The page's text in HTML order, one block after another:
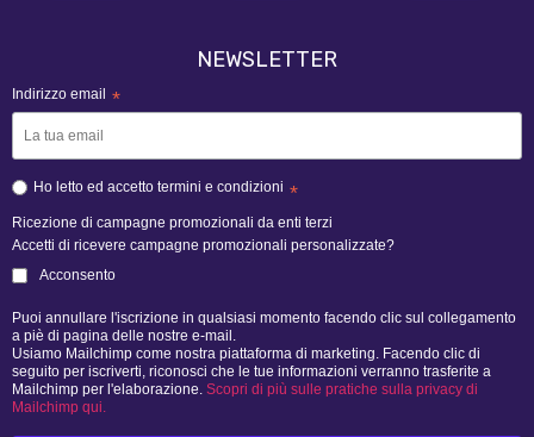
NEWSLETTER
Indirizzo email *
Ho letto ed accetto termini e condizioni *
Ricezione di campagne promozionali da enti terzi
Accetti di ricevere campagne promozionali personalizzate?
Acconsento
Puoi annullare l'iscrizione in qualsiasi momento facendo clic sul collegamento
a piè di pagina delle nostre e-mail.
Usiamo Mailchimp come nostra piattaforma di marketing. Facendo clic di
seguito per iscriverti, riconosci che le tue informazioni verranno trasferite a
Mailchimp per l'elaborazione. Scopri di più sulle pratiche sulla privacy di
Mailchimp qui.